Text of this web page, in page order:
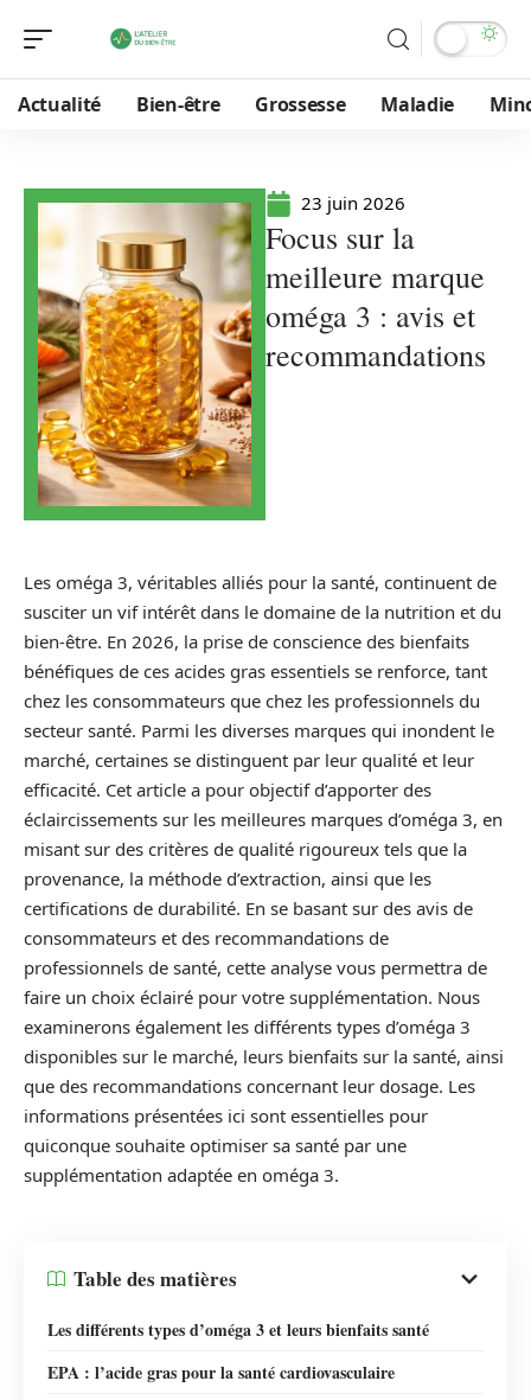
Actualité Bien-être Grossesse Maladie
23 juin 2026
Focus sur la
meilleure marque
oméga 3 : avis et
recommandations
Les oméga 3, véritables alliés pour la santé, continuent de
susciter un vif intérêt dans le domaine de la nutrition et du
bien-être. En 2026, la prise de conscience des bienfaits
bénéfiques de ces acides gras essentiels se renforce, tant
chez les consommateurs que chez les professionnels du
secteur santé. Parmi les diverses marques qui inondent le
marché, certaines se distinguent par leur qualité et leur
efficacité. Cet article a pour objectif d’apporter des
éclaircissements sur les meilleures marques d’oméga 3, en
misant sur des critères de qualité rigoureux tels que la
provenance, la méthode d’extraction, ainsi que les
certifications de durabilité. En se basant sur des avis de
consommateurs et des recommandations de
professionnels de santé, cette analyse vous permettra de
faire un choix éclairé pour votre supplémentation. Nous
examinerons également les différents types d’oméga 3
disponibles sur le marché, leurs bienfaits sur la santé, ainsi
que des recommandations concernant leur dosage. Les
informations présentées ici sont essentielles pour
quiconque souhaite optimiser sa santé par une
supplémentation adaptée en oméga 3.
Table des matières
Les différents types d’oméga 3 et leurs bienfaits santé
EPA : l’acide gras pour la santé cardiovasculaire